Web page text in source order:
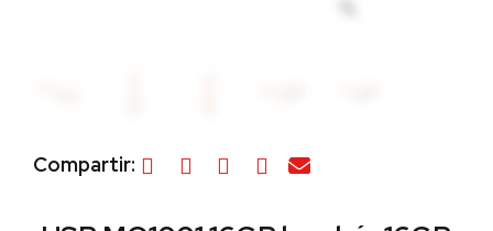
Compartir: